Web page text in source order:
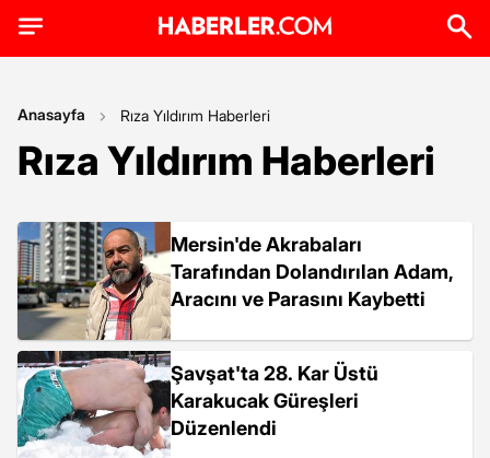
Anasayfa Rıza Yıldırım Haberleri
Rıza Yıldırım Haberleri
Mersin'de Akrabaları
Tarafından Dolandırılan Adam,
Aracını ve Parasını Kaybetti
Şavşat'ta 28. Kar Üstü
Karakucak Güreşleri
Düzenlendi